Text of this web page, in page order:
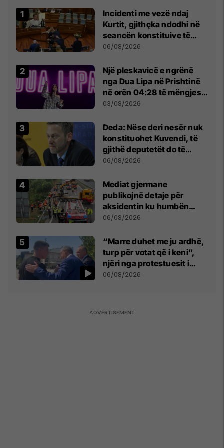
Incidenti me vezë ndaj
Kurtit, gjithçka ndodhi në
seancën konstituive të
Kuvendit
06/08/2026
Një pleskavicë e ngrënë
nga Dua Lipa në Prishtinë
në orën 04:28 të mëngjesit
- dhe bota digjitale serbe
03/08/2026
Deda: Nëse deri nesër nuk
konstituohet Kuvendi, të
gjithë deputetët do të
bëjnë shkelje të rëndë
06/08/2026
Mediat gjermane
publikojnë detaje për
aksidentin ku humbën
jetën tre mërgimtarë nga
06/08/2026
“Marre duhet me ju ardhë,
turp për votat që i keni”,
njëri nga protestuesit i
drejtohet Bedri Hamzës
06/08/2026